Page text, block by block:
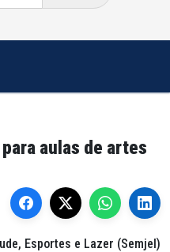
aulas de artes
Esportes e Lazer (Semjel)